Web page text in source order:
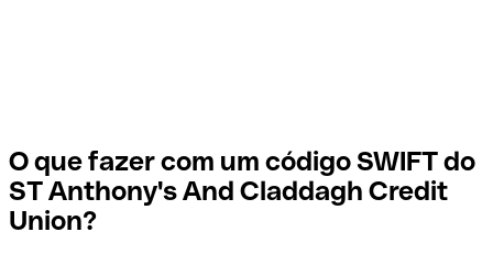
O que fazer com um código SWIFT do
ST Anthony's And Claddagh Credit
Union?